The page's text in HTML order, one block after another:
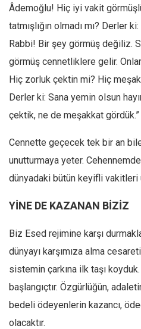
Âdemoğlu! Hiç iyi vakit
tatmışlığın olmadı mı? Derler
Rabbi! Bir şey görmüş değiliz.
görmüş cennetliklere gelir.
Hiç zorluk çektin mi? Hiç
Derler ki: Sana yemin olsun
çektik, ne de meşakkat gördük.”
Cennette geçecek tek bir an
unutturmaya yeter.
dünyadaki bütün keyifli vakitleri
YİNE DE KAZANAN BİZİZ
Biz Esed rejimine karşı
dünyayı karşımıza alma
sistemin çarkına ilk taşı
başlangıçtır. Özgürlüğün,
bedeli ödeyenlerin kazancı,
olacaktır.